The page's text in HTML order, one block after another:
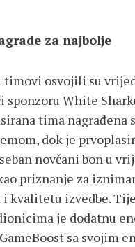
za najbolje
timovi osvojili su
sponzoru White
tima nagrađena
dok je
novčani bon u
priznanje za
kvalitetu izvedbe.
je dodatnu
sa svojim